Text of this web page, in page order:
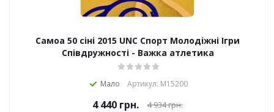
Самоа 50 сіні 2015 UNC Спорт Молодіжні Ігри
Співдружності - Важка атлетика
Мало Артикул: М15200
4 440 грн. 4 934грн.